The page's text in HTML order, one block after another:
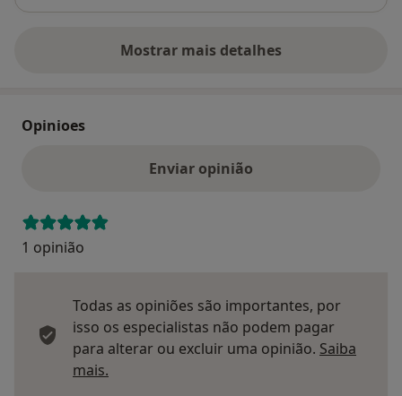
Mostrar mais detalhes
sobre o endereço
Opinioes
Enviar opinião
1 opinião
Todas as opiniões são importantes, por
isso os especialistas não podem pagar
para alterar ou excluir uma opinião. Saiba
mais.